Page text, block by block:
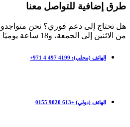
طرق إضافية للتواصل معنا
من الاثنين إلى الجمعة، و18 ساعة يوميًا خلال عطلة نهاية الأسبوع.
الهاتف (محلي): ‎+971 4 497 4199
الهاتف (دولي) +613 9020 0155